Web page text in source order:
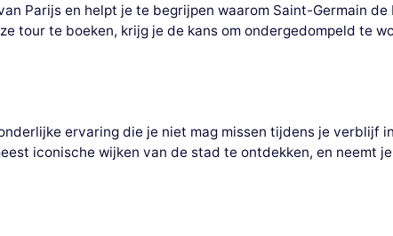
Parijs en helpt je te begrijpen waarom Saint-Germain
tour te boeken, krijg je de kans om ondergedompeld te
ervaring die je niet mag missen tijdens je verblijf
iconische wijken van de stad te ontdekken, en neemt